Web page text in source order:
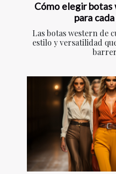
Cómo elegir
para
Las botas western de
estilo y versatilidad